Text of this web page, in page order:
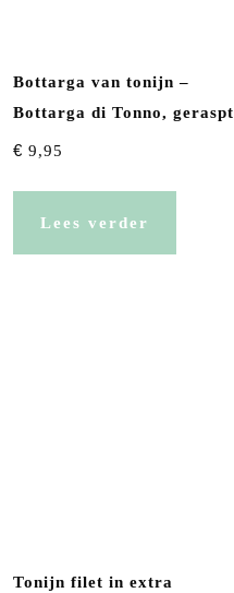
Bottarga van tonijn –
Bottarga di Tonno, geraspt
€ 9,95
Lees verder
Tonijn filet in extra